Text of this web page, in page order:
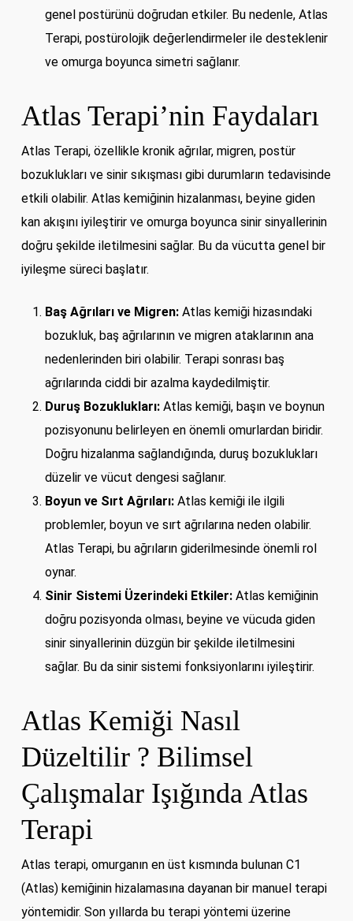
genel postürünü doğrudan etkiler. Bu nedenle, Atlas
Terapi, postürolojik değerlendirmeler ile desteklenir
ve omurga boyunca simetri sağlanır.
Atlas Terapi’nin Faydaları
Atlas Terapi, özellikle kronik ağrılar, migren, postür
bozuklukları ve sinir sıkışması gibi durumların tedavisinde
etkili olabilir. Atlas kemiğinin hizalanması, beyine giden
kan akışını iyileştirir ve omurga boyunca sinir sinyallerinin
doğru şekilde iletilmesini sağlar. Bu da vücutta genel bir
iyileşme süreci başlatır.
Baş Ağrıları ve Migren:Atlas kemiği hizasındaki
bozukluk, baş ağrılarının ve migren ataklarının ana
nedenlerinden biri olabilir. Terapi sonrası baş
ağrılarında ciddi bir azalma kaydedilmiştir.
Duruş Bozuklukları:Atlas kemiği, başın ve boynun
pozisyonunu belirleyen en önemli omurlardan biridir.
Doğru hizalanma sağlandığında, duruş bozuklukları
düzelir ve vücut dengesi sağlanır.
Boyun ve Sırt Ağrıları:Atlas kemiği ile ilgili
problemler, boyun ve sırt ağrılarına neden olabilir.
Atlas Terapi, bu ağrıların giderilmesinde önemli rol
oynar.
Sinir Sistemi Üzerindeki Etkiler:Atlas kemiğinin
doğru pozisyonda olması, beyine ve vücuda giden
sinir sinyallerinin düzgün bir şekilde iletilmesini
sağlar. Bu da sinir sistemi fonksiyonlarını iyileştirir.
Atlas Kemiği Nasıl
Düzeltilir ? Bilimsel
Çalışmalar Işığında Atlas
Terapi
Atlas terapi, omurganın en üst kısmında bulunan C1
(Atlas) kemiğinin hizalamasına dayanan bir manuel terapi
yöntemidir. Son yıllarda bu terapi yöntemi üzerine